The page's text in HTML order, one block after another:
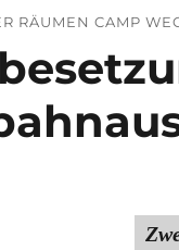
RÄUMEN CAMP